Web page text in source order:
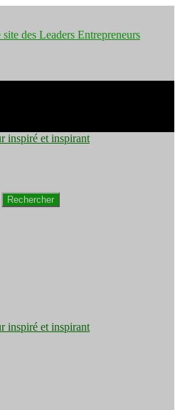
Pourquoi
inspiré et inspirant
inspiré et inspirant